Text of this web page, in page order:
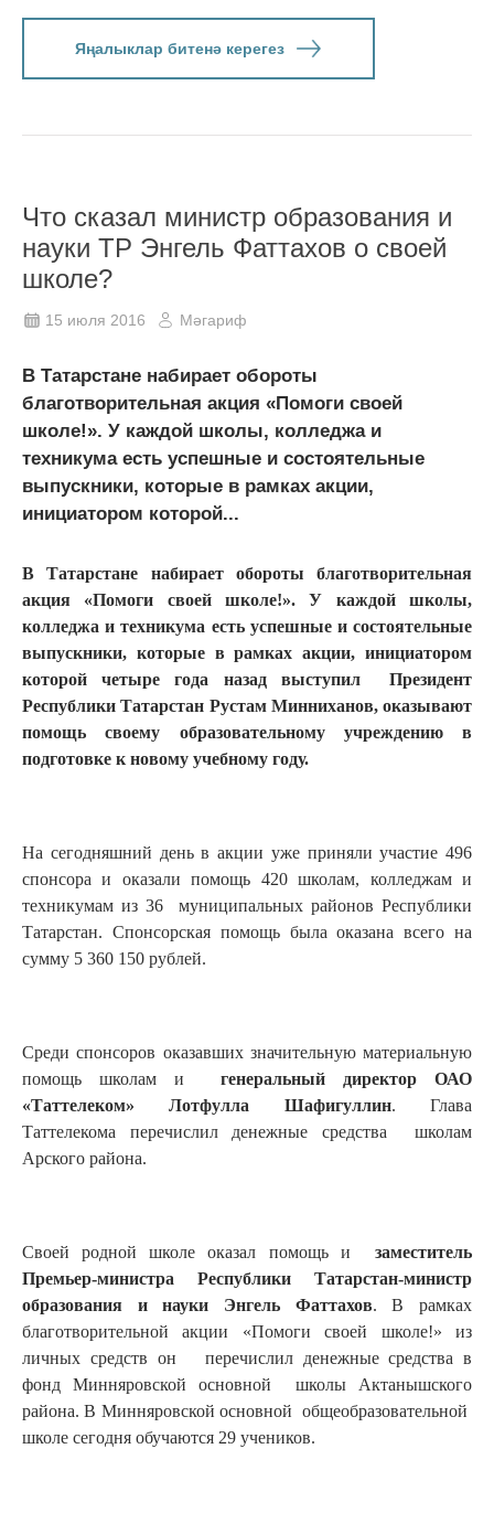
Яңалыклар битенә керегез
Что сказал министр образования и
науки ТР Энгель Фаттахов о своей
школе?
15 июля 2016 Мәгариф
В Татарстане набирает обороты
благотворительная акция «Помоги своей
школе!». У каждой школы, колледжа и
техникума есть успешные и состоятельные
выпускники, которые в рамках акции,
инициатором которой...
В Татарстане набирает обороты благотворительная
акция «Помоги своей школе!». У каждой школы,
колледжа и техникума есть успешные и состоятельные
выпускники, которые в рамках акции, инициатором
которой четыре года назад выступил Президент
Республики Татарстан Рустам Минниханов, оказывают
помощь своему образовательному учреждению в
подготовке к новому учебному году.
На сегодняшний день в акции уже приняли участие 496
спонсора и оказали помощь 420 школам, колледжам и
техникумам из 36 муниципальных районов Республики
Татарстан. Спонсорская помощь была оказана всего на
сумму 5 360 150 рублей.
Среди спонсоров оказавших значительную материальную
помощь школам и генеральный директор ОАО
«Таттелеком» Лотфулла Шафигуллин. Глава
Таттелекома перечислил денежные средства школам
Арского района.
Своей родной школе оказал помощь и заместитель
Премьер-министра Республики Татарстан-министр
образования и науки Энгель Фаттахов. В рамках
благотворительной акции «Помоги своей школе!» из
личных средств он перечислил денежные средства в
фонд Минняровской основной школы Актанышского
района. В Минняровской основной общеобразовательной
школе сегодня обучаются 29 учеников.